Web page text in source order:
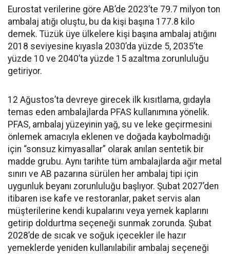
Eurostat verilerine göre AB’de 2023’te 79.7 milyon ton
ambalaj atığı oluştu, bu da kişi başına 177.8 kilo
demek. Tüzük üye ülkelere kişi başına ambalaj atığını
2018 seviyesine kıyasla 2030’da yüzde 5, 2035’te
yüzde 10 ve 2040’ta yüzde 15 azaltma zorunluluğu
getiriyor.
12 Ağustos’ta devreye girecek ilk kısıtlama, gıdayla
temas eden ambalajlarda PFAS kullanımına yönelik.
PFAS, ambalaj yüzeyinin yağ, su ve leke geçirmesini
önlemek amacıyla eklenen ve doğada kaybolmadığı
için “sonsuz kimyasallar” olarak anılan sentetik bir
madde grubu. Aynı tarihte tüm ambalajlarda ağır metal
sınırı ve AB pazarına sürülen her ambalaj tipi için
uygunluk beyanı zorunluluğu başlıyor. Şubat 2027’den
itibaren ise kafe ve restoranlar, paket servis alan
müşterilerine kendi kupalarını veya yemek kaplarını
getirip doldurtma seçeneği sunmak zorunda. Şubat
2028’de de sıcak ve soğuk içecekler ile hazır
yemeklerde yeniden kullanılabilir ambalaj seçeneği